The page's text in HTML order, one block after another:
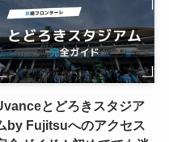
とどろきスタジア
by Fujitsuへのアクセス